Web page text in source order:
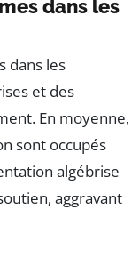
dans les
dans les
et des
En moyenne,
sont occupés
algébrise
aggravant